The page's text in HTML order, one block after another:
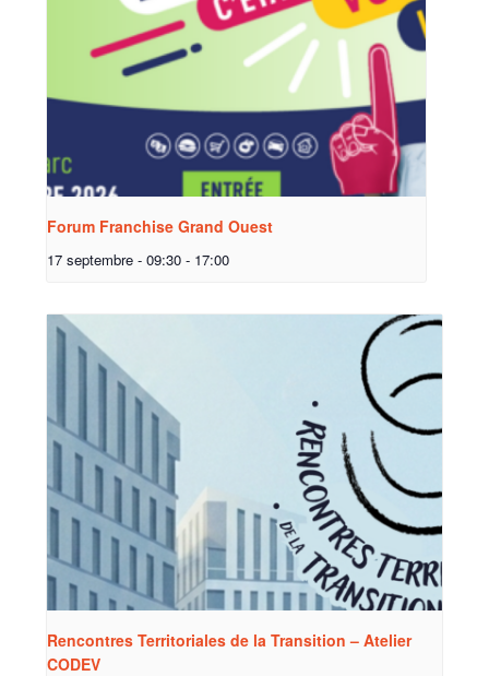
Forum Franchise Grand Ouest
17 septembre - 09:30 - 17:00
Rencontres Territoriales de la Transition – Atelier
CODEV